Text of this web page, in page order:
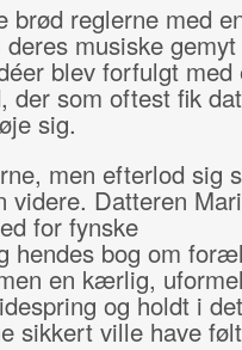
brød reglerne med
musiske
blev forfulgt med
der som oftest fik
sig.
men efterlod sig
videre. Datteren
for fynske
hendes bog om
en kærlig,
og holdt i
sikkert ville have